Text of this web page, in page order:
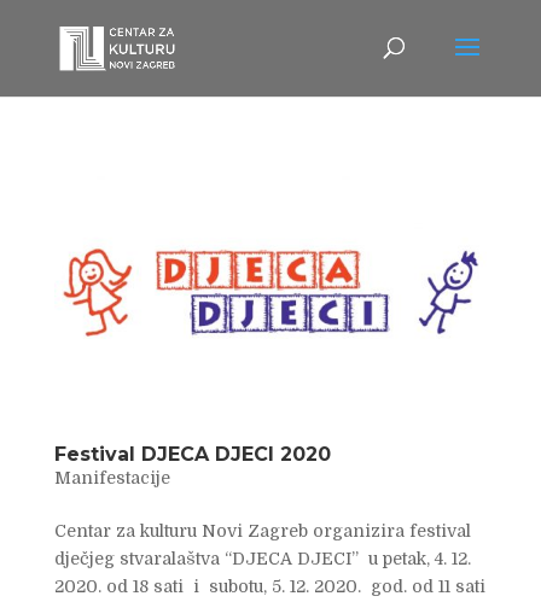
Festival DJECA DJECI 2020
Manifestacije
Centar za kulturu Novi Zagreb organizira festival
dječjeg stvaralaštva “DJECA DJECI” u petak, 4. 12.
2020. od 18 sati i subotu, 5. 12. 2020. god. od 11 sati